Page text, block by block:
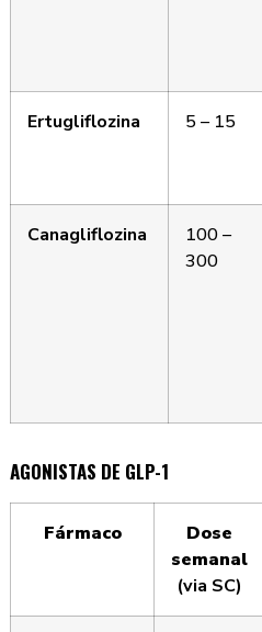
Ertugliflozina 5 – 15
Canagliflozina
100 –
300
AGONISTAS DE GLP-1
Fármaco
Dose
semanal
(via SC)